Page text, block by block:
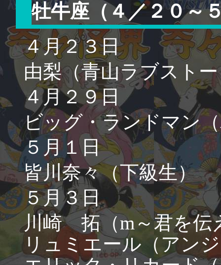
牡牛座（４／２０～
４月２３日
由梨（青山ラブスト
４月２９日
ビッグ・ランドマン
５月１日
皆川奈々（下級生）
５月３日
川崎 拓（m～君を伝
リュミエール（アン